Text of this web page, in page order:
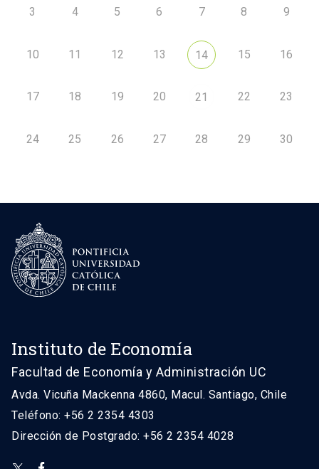
3 4 5 6 7 8 9
10 11 12 13 14 15 16
17 18 19 20 21 22 23
24 25 26 27 28 29 30
Instituto de Economía
Facultad de Economía y Administración UC
Avda. Vicuña Mackenna 4860, Macul. Santiago, Chile
Teléfono: +56 2 2354 4303
Dirección de Postgrado: +56 2 2354 4028